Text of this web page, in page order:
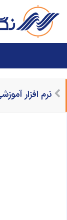
نرم افزار